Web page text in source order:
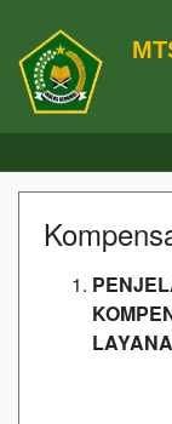
PENJE